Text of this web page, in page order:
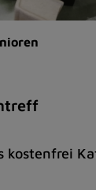
kostenfrei